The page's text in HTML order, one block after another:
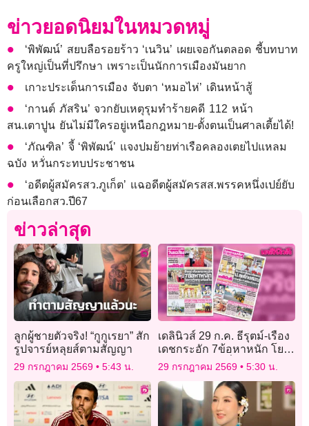
ข่าวยอดนิยมในหมวดหมู่
‘พิพัฒน์’ สยบลือรอยร้าว ‘เนวิน’ เผยเจอกันตลอด ชี้บทบาท
ครูใหญ่เป็นที่ปรึกษา เพราะเป็นนักการเมืองมันยาก
เกาะประเด็นการเมือง จับตา ‘หมอไห่’ เดินหน้าสู้
‘กานต์ ภัสริน’ จวกยับเหตุรุมทำร้ายคดี 112 หน้า
สน.เตาปูน ยันไม่มีใครอยู่เหนือกฎหมาย-ตั้งตนเป็นศาลเตี้ยได้!
‘ภัณฑิล’ จี้ ‘พิพัฒน์’ แจงปมย้ายท่าเรือคลองเตยไปแหลม
ฉบัง หวั่นกระทบประชาชน
‘อดีตผู้สมัครสว.ภูเก็ต’ แฉอดีตผู้สมัครสส.พรรคหนึ่งเปย์ยับ
ก่อนเลือกสว.ปี67
ข่าวล่าสุด
ลูกผู้ชายตัวจริง! “กูกูเรยา” สัก
รูปจารย์หลุยส์ตามสัญญา
29 กรกฎาคม 2569 5:43 น.
เดลินิวส์ 29 ก.ค. ธีรุตม์-เรือง
เดชกระอัก 7ข้อหาหนัก โยง
ทุจริตสอบท้องถิ่น
29 กรกฎาคม 2569 5:30 น.